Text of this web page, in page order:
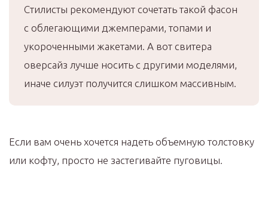
Стилисты рекомендуют сочетать такой фасон
с облегающими джемперами, топами и
укороченными жакетами. А вот свитера
оверсайз лучше носить с другими моделями,
иначе силуэт получится слишком массивным.
Если вам очень хочется надеть объемную толстовку
или кофту, просто не застегивайте пуговицы.